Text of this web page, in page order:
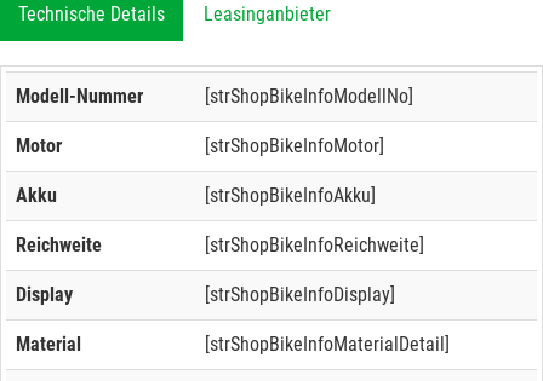
Technische Details Leasinganbieter
Modell-Nummer [strShopBikeInfoModellNo]
Motor [strShopBikeInfoMotor]
Akku [strShopBikeInfoAkku]
Reichweite [strShopBikeInfoReichweite]
Display [strShopBikeInfoDisplay]
Material [strShopBikeInfoMaterialDetail]